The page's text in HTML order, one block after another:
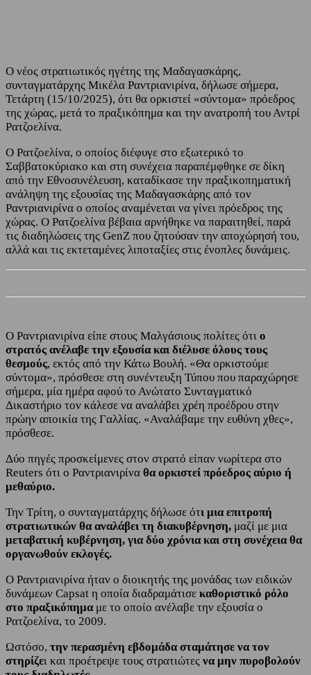
Ο νέος στρατιωτικός ηγέτης της Μαδαγασκάρης,
συνταγματάρχης Μικέλα Ραντριανιρίνα, δήλωσε σήμερα,
Τετάρτη (15/10/2025), ότι θα ορκιστεί «σύντομα» πρόεδρος
της χώρας, μετά το πραξικόπημα και την ανατροπή του Αντρί
Ρατζοελίνα.
Ο Ρατζοελίνα, ο οποίος διέφυγε στο εξωτερικό το
Σαββατοκύριακο και στη συνέχεια παραπέμφθηκε σε δίκη
από την Εθνοσυνέλευση, καταδίκασε την πραξικοπηματική
ανάληψη της εξουσίας της Μαδαγασκάρης από τον
Ραντριανιρίνα ο οποίος αναμένεται να γίνει πρόεδρος της
χώρας. Ο Ρατζοελίνα βέβαια αρνήθηκε να παραιτηθεί, παρά
τις διαδηλώσεις της GenZ που ζητούσαν την αποχώρησή του,
αλλά και τις εκτεταμένες λιποταξίες στις ένοπλες δυνάμεις.
Ο Ραντριανιρίνα είπε στους Μαλγάσιους πολίτες ότι ο
στρατός ανέλαβε την εξουσία και διέλυσε όλους τους
θεσμούς, εκτός από την Κάτω Βουλή. «Θα ορκιστούμε
σύντομα», πρόσθεσε στη συνέντευξη Τύπου που παραχώρησε
σήμερα, μία ημέρα αφού το Ανώτατο Συνταγματικό
Δικαστήριο τον κάλεσε να αναλάβει χρέη προέδρου στην
πρώην αποικία της Γαλλίας. «Αναλάβαμε την ευθύνη χθες»,
πρόσθεσε.
Δύο πηγές προσκείμενες στον στρατό είπαν νωρίτερα στο
Reuters ότι ο Ραντριανιρίνα θα ορκιστεί πρόεδρος αύριο ή
μεθαύριο.
Την Τρίτη, ο συνταγματάρχης δήλωσε ότι μια επιτροπή
στρατιωτικών θα αναλάβει τη διακυβέρνηση, μαζί με μια
μεταβατική κυβέρνηση, για δύο χρόνια και στη συνέχεια θα
οργανωθούν εκλογές.
Ο Ραντριανιρίνα ήταν ο διοικητής της μονάδας των ειδικών
δυνάμεων Capsat η οποία διαδραμάτισε καθοριστικό ρόλο
στο πραξικόπημαμε το οποίο ανέλαβε την εξουσία ο
Ρατζοελίνα, το 2009.
Ωστόσο, την περασμένη εβδομάδα σταμάτησε να τον
στηρίζει και προέτρεψε τους στρατιώτες να μην πυροβολούν